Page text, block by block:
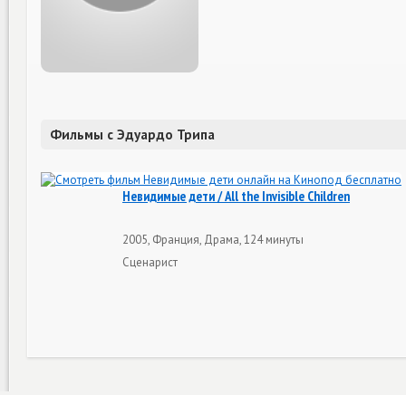
Фильмы с Эдуардо Трипа
Невидимые дети / All the Invisible Children
2005, Франция, Драма, 124 минуты
Сценарист